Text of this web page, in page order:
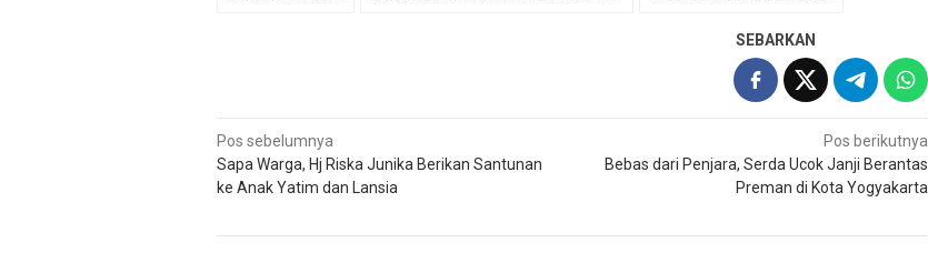
SEBARKAN
Navigasi
pos
Pos sebelumnya
Sapa Warga, Hj Riska Junika Berikan Santunan
ke Anak Yatim dan Lansia
Pos berikutnya
Bebas dari Penjara, Serda Ucok Janji Berantas
Preman di Kota Yogyakarta